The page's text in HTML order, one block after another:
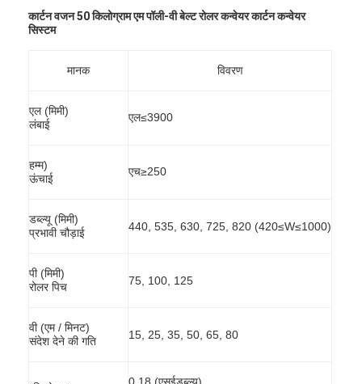
कार्टन वजन 50 किलोग्राम एम पॉली-वी बेल्ट रोलर कन्वेयर कार्टन कन्वेयर
सिस्टम
मानक विवरण
एल (मिमी)
लंबाई
एल≤3900
हम्म)
ऊंचाई
एच≥250
डब्ल्यू (मिमी)
प्रभावी चौड़ाई
440, 535, 630, 725, 820 (420≤W≤1000)
पी (मिमी)
रोलर पिच
75, 100, 125
वी (एम / मिनट)
संदेश देने की गति
15, 25, 35, 50, 65, 80